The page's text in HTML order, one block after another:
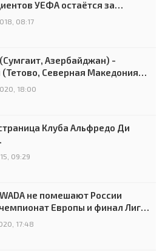
УЕФА остаётся за
08:17
Азербайджан) -
Северная Македония) -
18:00
Клуба Альфредо Ди
09:29
не помешают России
Европы и финал Лиги
17:48